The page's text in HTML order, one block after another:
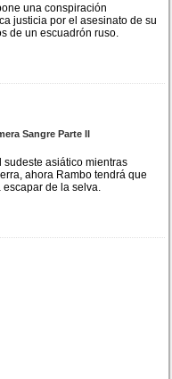
una conspiración
justicia por el asesinato de su
de un escuadrón ruso.
Sangre Parte II
asiático mientras
ahora Rambo tendrá que
de la selva.